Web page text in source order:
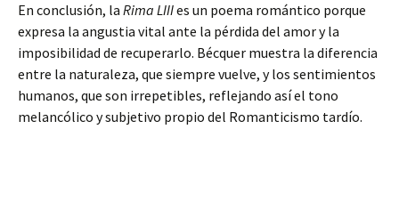
En conclusión, la Rima LIIIes un poema romántico porque
expresa la angustia vital ante la pérdida del amor y la
imposibilidad de recuperarlo. Bécquer muestra la diferencia
entre la naturaleza, que siempre vuelve, y los sentimientos
humanos, que son irrepetibles, reflejando así el tono
melancólico y subjetivo propio del Romanticismo tardío.